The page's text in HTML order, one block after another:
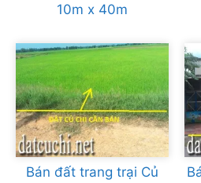
10m x 40m
Bán đất trang trại Củ